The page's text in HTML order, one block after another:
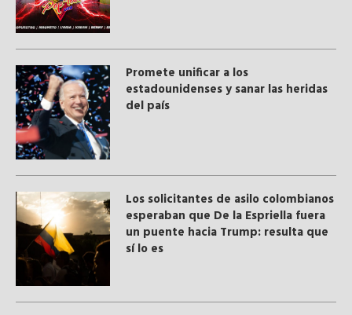
Promete unificar a los
estadounidenses y sanar las heridas
del país
Los solicitantes de asilo colombianos
esperaban que De la Espriella fuera
un puente hacia Trump: resulta que
sí lo es